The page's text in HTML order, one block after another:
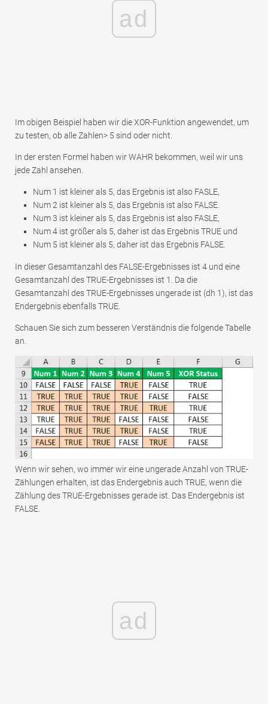
ad
Im obigen Beispiel haben wir die XOR-Funktion angewendet, um
zu testen, ob alle Zahlen> 5 sind oder nicht.
In der ersten Formel haben wir WAHR bekommen, weil wir uns
jede Zahl ansehen.
Num 1 ist kleiner als 5, das Ergebnis ist also FASLE,
Num 2 ist kleiner als 5, das Ergebnis ist also FALSE.
Num 3 ist kleiner als 5, das Ergebnis ist also FASLE,
Num 4 ist größer als 5, daher ist das Ergebnis TRUE und
Num 5 ist kleiner als 5, daher ist das Ergebnis FALSE.
In dieser Gesamtanzahl des FALSE-Ergebnisses ist 4 und eine
Gesamtanzahl des TRUE-Ergebnisses ist 1. Da die
Gesamtanzahl des TRUE-Ergebnisses ungerade ist (dh 1), ist das
Endergebnis ebenfalls TRUE.
Schauen Sie sich zum besseren Verständnis die folgende Tabelle
an.
Wenn wir sehen, wo immer wir eine ungerade Anzahl von TRUE-
Zählungen erhalten, ist das Endergebnis auch TRUE, wenn die
Zählung des TRUE-Ergebnisses gerade ist. Das Endergebnis ist
FALSE.
ad